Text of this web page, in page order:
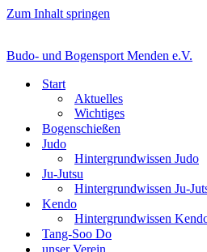
Zum Inhalt springen
Budo- und Bogensport Menden e.V.
Start
Aktuelles
Wichtiges
Bogenschießen
Judo
Hintergrundwissen Judo
Ju-Jutsu
Hintergrundwissen Ju-
Kendo
Hintergrundwissen
Tang-Soo Do
unser Verein